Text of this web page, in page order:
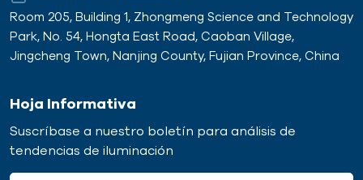
Room 205, Building 1, Zhongmeng Science and Technology
Park, No. 54, Hongta East Road, Caoban Village,
Jingcheng Town, Nanjing County, Fujian Province, China
Hoja Informativa
Suscríbase a nuestro boletín para análisis de
tendencias de iluminación